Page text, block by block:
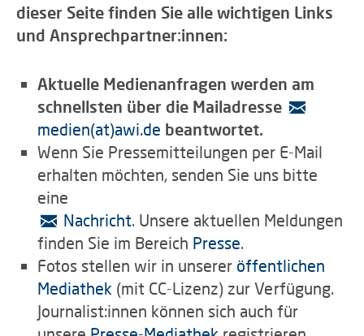
dieser Seite finden Sie alle wichtigen Links
und Ansprechpartner:innen:
Aktuelle Medienanfragen werden am
schnellsten über die Mailadresse
medien(at)awi.de beantwortet.
Wenn Sie Pressemitteilungen per E-Mail
erhalten möchten, senden Sie uns bitte
eine
Nachricht. Unsere aktuellen Meldungen
finden Sie im Bereich Presse.
Fotos stellen wir in unserer öffentlichen
Mediathek (mit CC-Lizenz) zur Verfügung.
Journalist:innen können sich auch für